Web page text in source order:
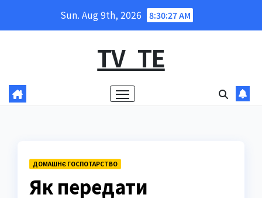
Sun. Aug 9th, 2026 8:30:28 AM
TV_TE
ДОМАШНЄ ГОСПОТАРСТВО
Як передати